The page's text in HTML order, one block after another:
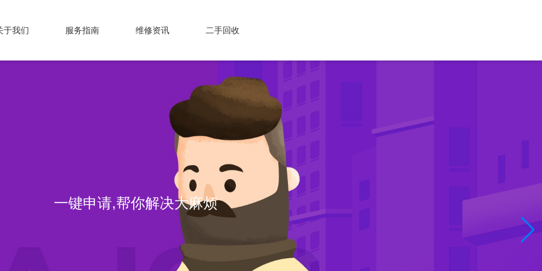
于我们 服务指南 维修资讯 二手回收
一键申请,帮你解决大麻烦